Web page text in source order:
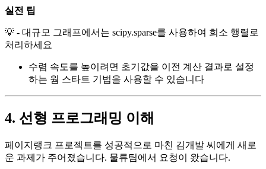
실전 팁
💡 - 대규모 그래프에서는 scipy.sparse를 사용하여 희소 행렬로
처리하세요
수렴 속도를 높이려면 초기값을 이전 계산 결과로 설정
하는 웜 스타트 기법을 사용할 수 있습니다
4. 선형 프로그래밍 이해
페이지랭크 프로젝트를 성공적으로 마친 김개발 씨에게 새로
운 과제가 주어졌습니다. 물류팀에서 요청이 왔습니다.